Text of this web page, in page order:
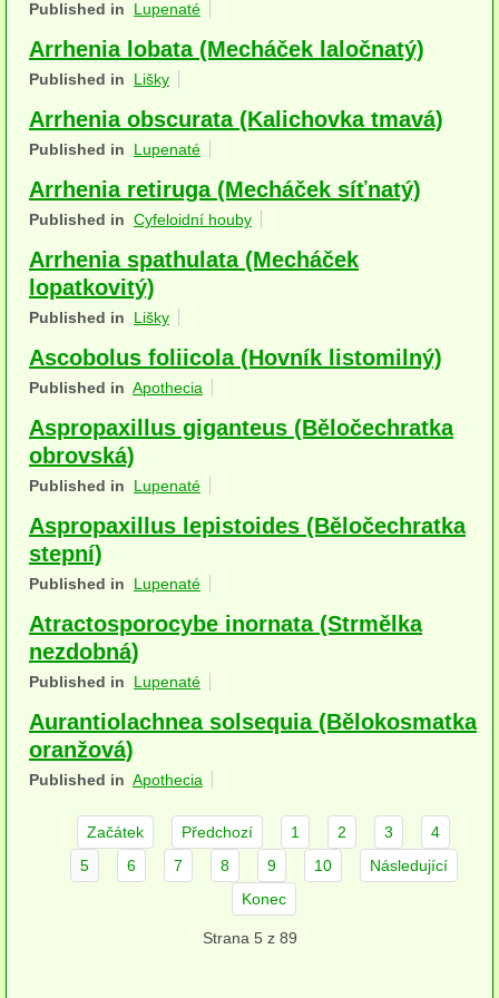
podle typu plodnic
Apothecia
na dřevě
mykorhizni
terestrické saprotrofní
fungikolní
koprofilní
lichenizované
muscikolni
herbikolní-dvouděložné
herbikolní-jednoděložné
herbikolní-kapraďorosty
Perithecia stromatická
Rosoly
Published in Lupenaté
Arrhenia lobata (Mecháček laločnatý)
Published in Lišky
Arrhenia obscurata (Kalichovka tmavá)
Published in Lupenaté
Arrhenia retiruga (Mecháček síťnatý)
Published in Cyfeloidní houby
Arrhenia spathulata (Mecháček
lopatkovitý)
Published in Lišky
Ascobolus foliicola (Hovník listomilný)
Published in Apothecia
Aspropaxillus giganteus (Běločechratka
obrovská)
Published in Lupenaté
Aspropaxillus lepistoides (Běločechratka
stepní)
Published in Lupenaté
Atractosporocybe inornata (Strmělka
nezdobná)
Published in Lupenaté
Aurantiolachnea solsequia (Bělokosmatka
oranžová)
Published in Apothecia
Začátek Předchozí 1 2 3
4
5
6 7 8 9 10
Následující
Konec
Strana 5 z 89